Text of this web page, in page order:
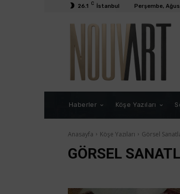
26.1 C İstanbul Perşembe,
Haberler Köşe Yazıları
Anasayfa Köşe Yazıları Görsel
GÖRSEL